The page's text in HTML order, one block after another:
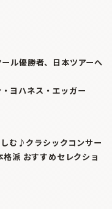
ル優勝者、日本ツアーへ
ヨハネス・エッガー
む♪クラシックコンサー
派 おすすめセレクショ